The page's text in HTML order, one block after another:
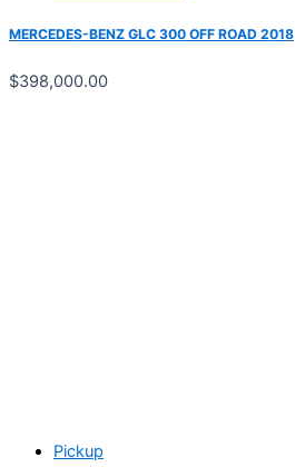
MERCEDES-BENZ GLC 300 OFF ROAD 2018
$398,000.00
Pickup